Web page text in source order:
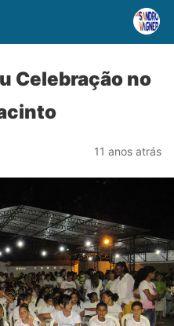
Celebração no
11 anos atrás